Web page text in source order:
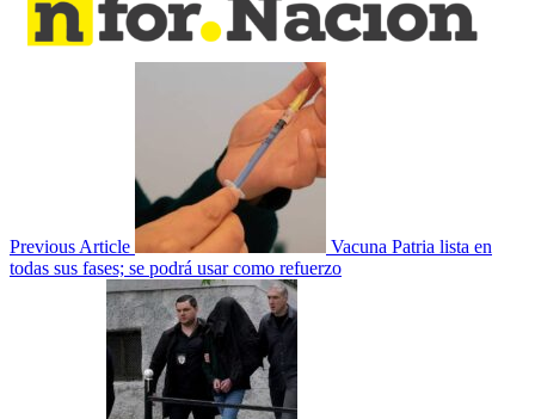
Previous Article
Vacuna Patria lista en
todas sus fases; se podrá usar como refuerzo